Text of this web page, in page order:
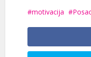
motivacija